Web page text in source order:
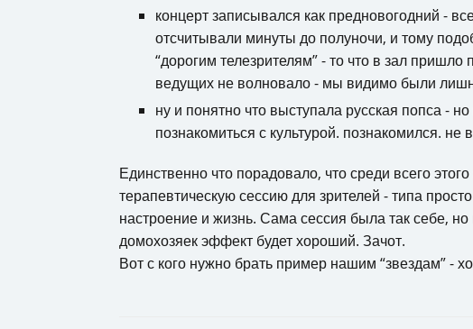
концерт записывался как предновогодний -
отсчитывали минуты до полуночи, и тому
“дорогим телезрителям” - то что в зал
ведущих не волновало - мы видимо были
ну и понятно что выступала русская попса -
познакомиться с культурой. познакомился. не
Единственно что порадовало, что среди всего
терапевтическую сессию для зрителей - типа
настроение и жизнь. Сама сессия была так себе,
домохозяек эффект будет хороший. Зачот.
Вот с кого нужно брать пример нашим “звездам” -